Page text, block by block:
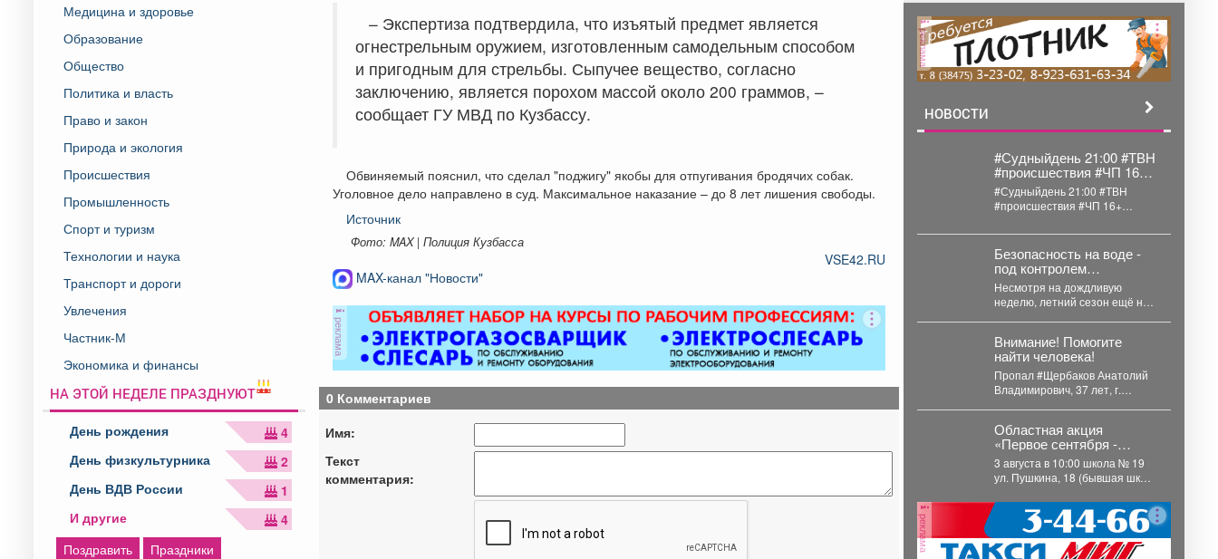
Медицина и здоровье
Образование
Общество
Политика и власть
Право и закон
Природа и экология
Происшествия
Промышленность
Спорт и туризм
Технологии и наука
Транспорт и дороги
Увлечения
Частник-М
Экономика и финансы
НА ЭТОЙ НЕДЕЛЕ ПРАЗДНУЮТ
День рождения
4
День физкультурника
2
День ВДВ России
1
И другие
4
Поздравить
Праздники
– Экспертиза подтвердила, что изъятый предмет является
огнестрельным оружием, изготовленным самодельным способом
и пригодным для стрельбы. Сыпучее вещество, согласно
заключению, является порохом массой около 200 граммов, –
сообщает ГУ МВД по Кузбассу.
Обвиняемый пояснил, что сделал "поджигу" якобы для отпугивания бродячих собак.
Уголовное дело направлено в суд. Максимальное наказание – до 8 лет лишения свободы.
Источник
Фото: MAX | Полиция Кузбасса
VSE42.RU
MAX-канал "Новости"
реклама
0 Комментариев
Имя:
Текст
комментария:
реклама
НОВОСТИ
#Судныйдень 21:00 #ТВН
#происшествия #ЧП 16+
Объединенный рейд по
самокатам В борьбе с
правонарушениями все
средства хороши.
#Судныйдень 21:00 #ТВН
#происшествия #ЧП 16+
самокатам В борьбе с...
Безопасность на воде -
под контролем
профессионалов!
Несмотря на дождливую
неделю, летний сезон ещё не
Внимание! Помогите
найти человека!
Пропал #Щербаков Анатолий
Владимирович, 37 лет, г.
Областная акция
«Первое сентября -
каждому школьнику»
пройдёт в
Междуреченске.
3 августа в 10:00 школа № 19
ул. Пушкина, 18 (бывшая шк
реклама